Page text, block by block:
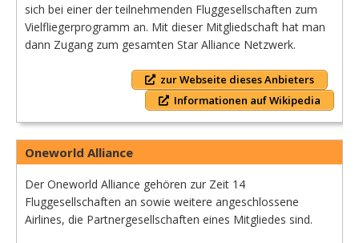
sich bei einer der teilnehmenden Fluggesellschaften zum
Vielfliegerprogramm an. Mit dieser Mitgliedschaft hat man
dann Zugang zum gesamten Star Alliance Netzwerk.
zur Webseite dieses Anbieters
Informationen auf Wikipedia
Oneworld Alliance
Der Oneworld Alliance gehören zur Zeit 14
Fluggesellschaften an sowie weitere angeschlossene
Airlines, die Partnergesellschaften eines Mitgliedes sind.